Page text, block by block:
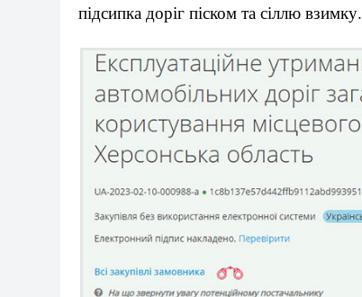
підсипка доріг піском та сіллю взимку.